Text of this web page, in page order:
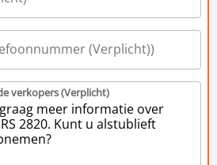
verkopers (Verplicht)